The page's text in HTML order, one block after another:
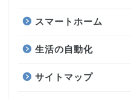
スマートホーム
生活の自動化
サイトマップ